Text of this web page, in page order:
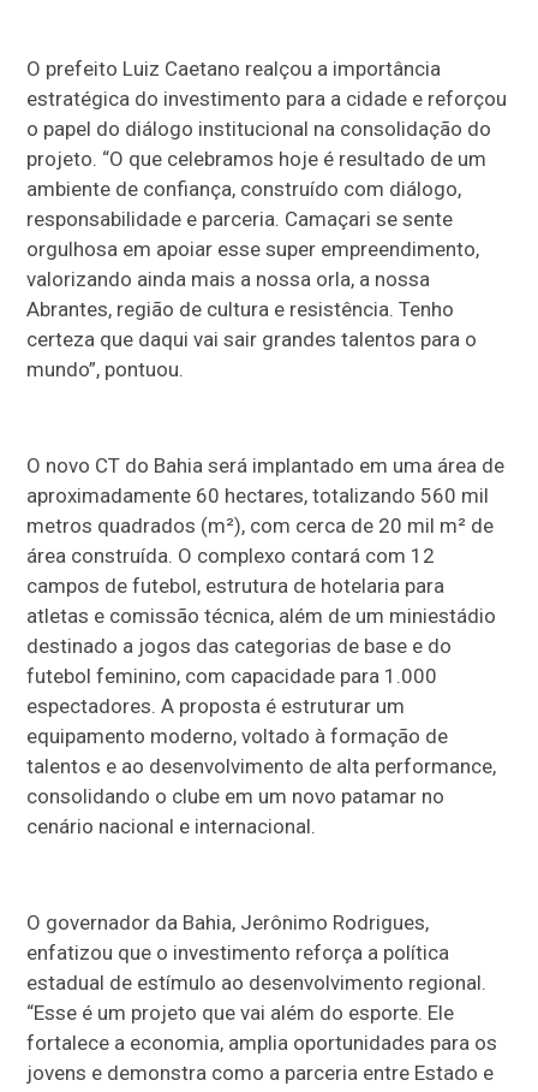
O prefeito Luiz Caetano realçou a importância
estratégica do investimento para a cidade e reforçou
o papel do diálogo institucional na consolidação do
projeto. “O que celebramos hoje é resultado de um
ambiente de confiança, construído com diálogo,
responsabilidade e parceria. Camaçari se sente
orgulhosa em apoiar esse super empreendimento,
valorizando ainda mais a nossa orla, a nossa
Abrantes, região de cultura e resistência. Tenho
certeza que daqui vai sair grandes talentos para o
mundo”, pontuou.
O novo CT do Bahia será implantado em uma área de
aproximadamente 60 hectares, totalizando 560 mil
metros quadrados (m²), com cerca de 20 mil m² de
área construída. O complexo contará com 12
campos de futebol, estrutura de hotelaria para
atletas e comissão técnica, além de um miniestádio
destinado a jogos das categorias de base e do
futebol feminino, com capacidade para 1.000
espectadores. A proposta é estruturar um
equipamento moderno, voltado à formação de
talentos e ao desenvolvimento de alta performance,
consolidando o clube em um novo patamar no
cenário nacional e internacional.
O governador da Bahia, Jerônimo Rodrigues,
enfatizou que o investimento reforça a política
estadual de estímulo ao desenvolvimento regional.
“Esse é um projeto que vai além do esporte. Ele
fortalece a economia, amplia oportunidades para os
jovens e demonstra como a parceria entre Estado e